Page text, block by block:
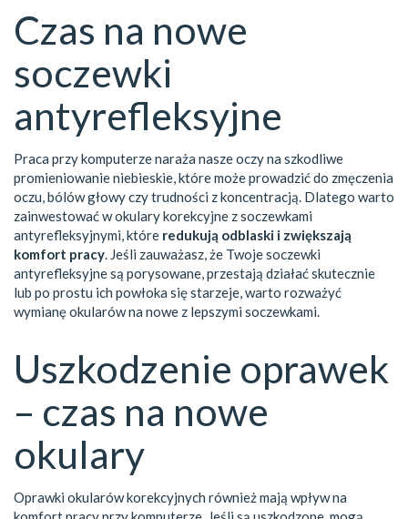
Czas na nowe
soczewki
antyrefleksyjne
Praca przy komputerze naraża nasze oczy na szkodliwe
promieniowanie niebieskie, które może prowadzić do zmęczenia
oczu, bólów głowy czy trudności z koncentracją. Dlatego warto
zainwestować w okulary korekcyjne z soczewkami
antyrefleksyjnymi, które redukują odblaski i zwiększają
komfort pracy. Jeśli zauważasz, że Twoje soczewki
antyrefleksyjne są porysowane, przestają działać skutecznie
lub po prostu ich powłoka się starzeje, warto rozważyć
wymianę okularów na nowe z lepszymi soczewkami.
Uszkodzenie oprawek
– czas na nowe
okulary
Oprawki okularów korekcyjnych również mają wpływ na